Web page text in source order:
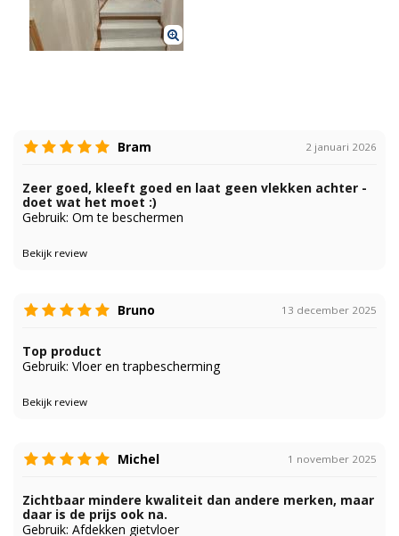
Bram 2 januari 2026
Zeer goed, kleeft goed en laat geen vlekken achter -
doet wat het moet :)
Gebruik: Om te beschermen
Bekijk review
Bruno 13 december 2025
Top product
Gebruik: Vloer en trapbescherming
Bekijk review
Michel 1 november 2025
Zichtbaar mindere kwaliteit dan andere merken, maar
daar is de prijs ook na.
Gebruik: Afdekken gietvloer